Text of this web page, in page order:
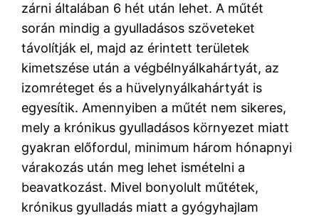
zárni általában 6 hét után lehet. A műtét
során mindig a gyulladásos szöveteket
távolítják el, majd az érintett területek
kimetszése után a végbélnyálkahártyát, az
izomréteget és a hüvelynyálkahártyát is
egyesítik. Amennyiben a műtét nem sikeres,
mely a krónikus gyulladásos környezet miatt
gyakran előfordul, minimum három hónapnyi
várakozás után meg lehet ismételni a
beavatkozást. Mivel bonyolult műtétek,
krónikus gyulladás miatt a gyógyhajlam